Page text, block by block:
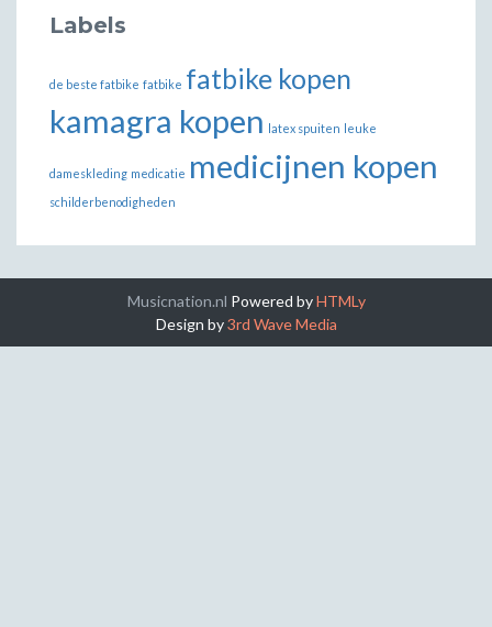
Labels
de beste fatbike fatbike fatbike kopen
kamagra kopen latex spuiten leuke
dameskleding medicatie medicijnen kopen
schilderbenodigheden
Musicnation.nl Powered byHTMLy
Design by3rd Wave Media